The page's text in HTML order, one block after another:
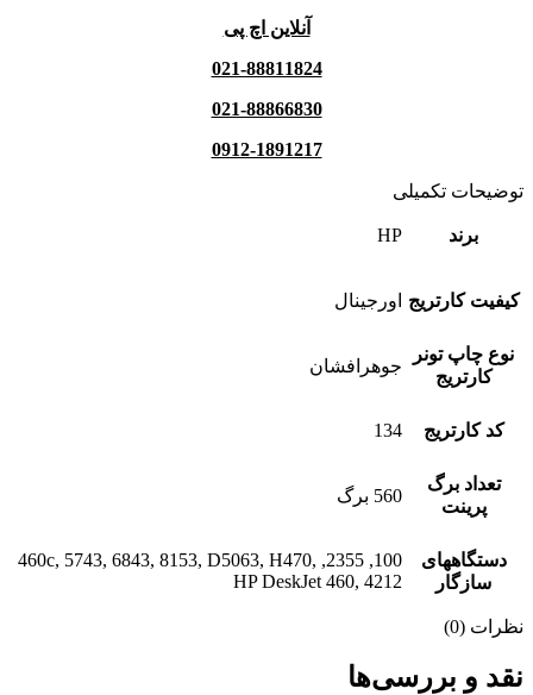
آنلاین اچ پی
021-88811824
021-88866830
0912-1891217
توضیحات تکمیلی
برند HP
کیفیت کارتریج اورجینال
نوع چاپ تونر
کارتریج
جوهرافشان
کد کارتریج 134
تعداد برگ
پرینت
560 برگ
دستگاههای
سازگار
100, 2355, 460c, 5743, 6843, 8153, D5063, H470,
HP DeskJet 460, 4212
نظرات (0)
نقد و بررسی‌ها